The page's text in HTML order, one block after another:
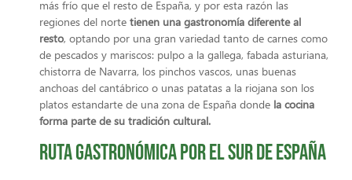
más frío que el resto de España, y por esta razón las
regiones del norte tienen una gastronomía diferente al
resto, optando por una gran variedad tanto de carnes como
de pescados y mariscos: pulpo a la gallega, fabada asturiana,
chistorra de Navarra, los pinchos vascos, unas buenas
anchoas del cantábrico o unas patatas a la riojana son los
platos estandarte de una zona de España donde la cocina
forma parte de su tradición cultural.
Ruta gastronómica por el sur de España